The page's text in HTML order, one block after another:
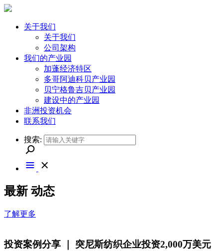
关于我们
关于我们
公司架构
我们的产业园
加蓬经济特区
多哥阿迪科贝产业园
贝宁格鲁吉贝产业园
建设中的产业园
非洲投资机会
联系我们
搜索:
最新 动态
了解更多
投资案例分享 ｜ 突尼斯纺织企业投资2,000万美元